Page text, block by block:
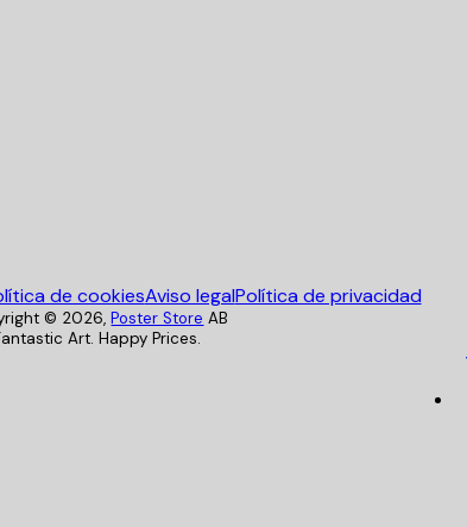
de cookiesAviso legalPolítica de privacidad
© 2026, Poster Store AB
Art. Happy Prices.